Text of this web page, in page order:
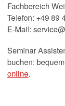
Fachbereich
Telefon: +49 89
E-Mail:
Seminar
buchen:
online.